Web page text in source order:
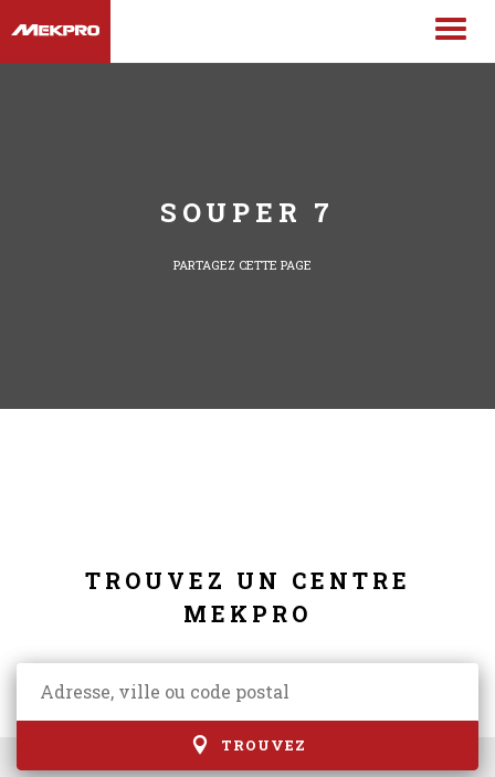
SOUPER 7
PARTAGEZ CETTE PAGE
TROUVEZ UN CENTRE
MEKPRO
TROUVEZ